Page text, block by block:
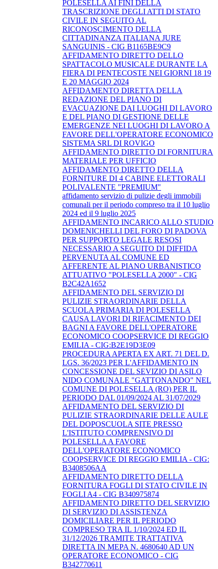
POLESELLA AI FINI DELLA
TRASCRIZIONE DEGLI ATTI DI STATO
CIVILE IN SEGUITO AL
RICONOSCIMENTO DELLA
CITTADINANZA ITALIANA JURE
SANGUINIS - CIG B1165BE9C9
AFFIDAMENTO DIRETTO DELLO
SPATTACOLO MUSICALE DURANTE LA
FIERA DI PENTECOSTE NEI GIORNI 18 19
E 20 MAGGIO 2024
AFFIDAMENTO DIRETTA DELLA
REDAZIONE DEL PIANO DI
EVACUAZIONE DAI LUOGHI DI LAVORO
E DEL PIANO DI GESTIONE DELLE
EMERGENZE NEI LUOGHI DI LAVORO A
FAVORE DELL'OPERATORE ECONOMICO
SISTEMA SRL DI ROVIGO
AFFIDAMENTO DIRETTO DI FORNITURA
MATERIALE PER UFFICIO
AFFIDAMENTO DIRETTO DELLA
FORNITURE DI 4 CABINE ELETTORALI
POLIVALENTE "PREMIUM"
affidamento servizio di pulizie degli immobili
comunali per il periodo compreso tra il 10 luglio
2024 ed il 9 luglio 2025
AFFIDAMENTO INCARICO ALLO STUDIO
DOMENICHELLI DEL FORO DI PADOVA
PER SUPPORTO LEGALE RESOSI
NECESSARIO A SEGUITO DI DIFFIDA
PERVENUTA AL COMUNE ED
AFFERENTE AL PIANO URBANISTICO
ATTUATIVO "POLESELLA 2000" - CIG
B2C42A1652
AFFIDAMENTO DEL SERVIZIO DI
PULIZIE STRAORDINARIE DELLA
SCUOLA PRIMARIA DI POLESELLA
CAUSA LAVORI DI RIFACIMENTO DEI
BAGNI A FAVORE DELL'OPERATORE
ECONOMICO COOPSERVICE DI REGGIO
EMILIA - CIG:B2E19D3E09
PROCEDURA APERTA EX ART. 71 DEL D.
LGS. 36/2023 PER L'AFFIDAMENTO IN
CONCESSIONE DEL SEVIZIO DI ASILO
NIDO COMUNALE "GATTONANDO" NEL
COMUNE DI POLESELLA (RO) PER IL
PERIODO DAL 01/09/2024 AL 31/07/2029
AFFIDAMENTO DEL SERVIZIO DI
PULIZIE STRAORDINARIE DELLE AULE
DEL DOPOSCUOLA SITE PRESSO
L'ISTITUTO COMPRENSIVO DI
POLESELLA A FAVORE
DELL'OPERATORE ECONOMICO
COOPSERVICE DI REGGIO EMILIA - CIG:
B3408506AA
AFFIDAMENTO DIRETTO DELLA
FORNITURA FOGLI DI STATO CIVILE IN
FOGLI A4 - CIG B340975874
AFFIDAMENTO DIRETTO DEL SERVIZIO
DI SERVIZIO DI ASSISTENZA
DOMICILIARE PER IL PERIODO
COMPRESO TRA IL 1/10/2024 ED IL
31/12/2026 TRAMITE TRATTATIVA
DIRETTA IN MEPA N. 4680640 AD UN
OPERATORE ECONOMICO - CIG
B342770611